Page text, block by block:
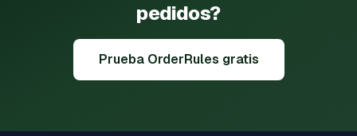
pedidos?
Prueba OrderRules gratis